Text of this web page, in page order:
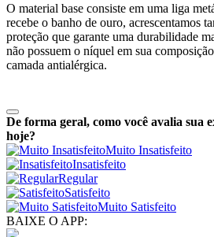
O material base consiste em uma liga
recebe o banho de ouro, acrescentamos
proteção que garante uma durabilidade
não possuem o níquel em sua
camada antialérgica.
De forma geral, como você avalia sua
hoje?
Muito Insatisfeito
Insatisfeito
Regular
Satisfeito
Muito Satisfeito
BAIXE O APP: